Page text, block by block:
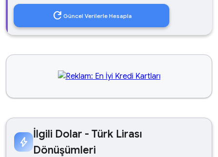
refresh Güncel Verilerle Hesapla
bolt
İlgili Dolar - Türk Lirası
Dönüşümleri